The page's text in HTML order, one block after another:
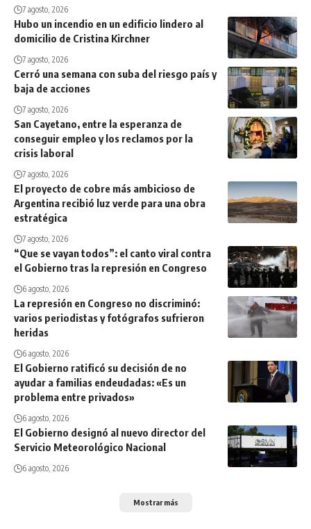
7 agosto, 2026
Hubo un incendio en un edificio lindero al
domicilio de Cristina Kirchner
7 agosto, 2026
Cerró una semana con suba del riesgo país y
baja de acciones
7 agosto, 2026
San Cayetano, entre la esperanza de
conseguir empleo y los reclamos por la
crisis laboral
7 agosto, 2026
El proyecto de cobre más ambicioso de
Argentina recibió luz verde para una obra
estratégica
7 agosto, 2026
“Que se vayan todos”: el canto viral contra
el Gobierno tras la represión en Congreso
6 agosto, 2026
La represión en Congreso no discriminó:
varios periodistas y fotógrafos sufrieron
heridas
6 agosto, 2026
El Gobierno ratificó su decisión de no
ayudar a familias endeudadas: «Es un
problema entre privados»
6 agosto, 2026
El Gobierno designó al nuevo director del
Servicio Meteorológico Nacional
6 agosto, 2026
Mostrar más